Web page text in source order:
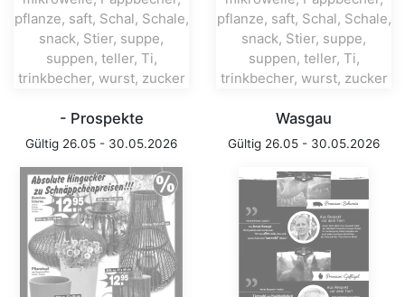
- Prospekte
Gültig 26.05 - 30.05.2026
Wasgau
Gültig 26.05 - 30.05.2026